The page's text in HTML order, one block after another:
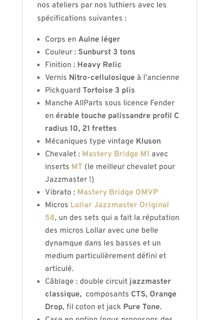
nos ateliers par nos luthiers avec les
spécifications suivantes :
Corps en Aulne léger
Couleur : Sunburst 3 tons
Finition : Heavy Relic
Vernis Nitro-cellulosique à l’ancienne
Pickguard Tortoise 3 plis
Manche AllParts sous licence Fender
en érable touche palissandre profil C
radius 10, 21 frettes
Mécaniques type vintage Kluson
Chevalet : Mastery Bridge M1 avec
inserts MT (le meilleur chevalet pour
Jazzmaster !)
Vibrato : Mastery Bridge OMVP
Micros Lollar Jazzmaster Original
58, un des sets qui a fait la réputation
des micros Lollar avec une belle
dynamque dans les basses et un
medium particulièrement défini et
articulé.
Câblage : double circuitjazzmaster
classique, composants CTS, Orange
Drop, fil coton et jack Pure Tone.